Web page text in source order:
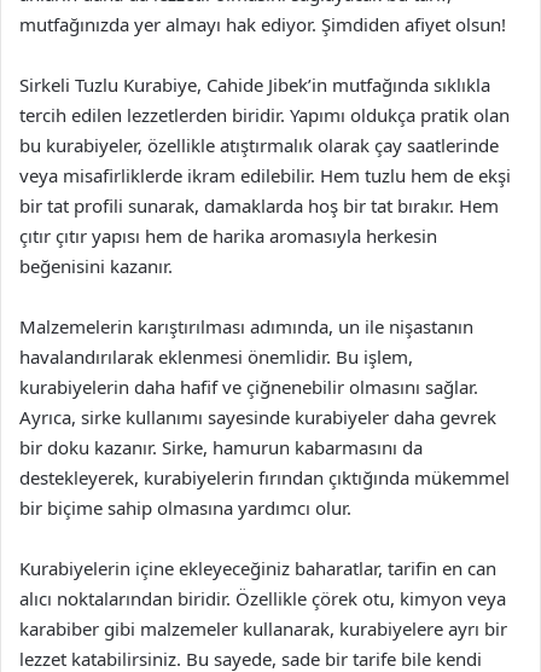
mutfağınızda yer almayı hak ediyor. Şimdiden afiyet olsun!
Sirkeli Tuzlu Kurabiye, Cahide Jibek’in mutfağında sıklıkla
tercih edilen lezzetlerden biridir. Yapımı oldukça pratik olan
bu kurabiyeler, özellikle atıştırmalık olarak çay saatlerinde
veya misafirliklerde ikram edilebilir. Hem tuzlu hem de ekşi
bir tat profili sunarak, damaklarda hoş bir tat bırakır. Hem
çıtır çıtır yapısı hem de harika aromasıyla herkesin
beğenisini kazanır.
Malzemelerin karıştırılması adımında, un ile nişastanın
havalandırılarak eklenmesi önemlidir. Bu işlem,
kurabiyelerin daha hafif ve çiğnenebilir olmasını sağlar.
Ayrıca, sirke kullanımı sayesinde kurabiyeler daha gevrek
bir doku kazanır. Sirke, hamurun kabarmasını da
destekleyerek, kurabiyelerin fırından çıktığında mükemmel
bir biçime sahip olmasına yardımcı olur.
Kurabiyelerin içine ekleyeceğiniz baharatlar, tarifin en can
alıcı noktalarından biridir. Özellikle çörek otu, kimyon veya
karabiber gibi malzemeler kullanarak, kurabiyelere ayrı bir
lezzet katabilirsiniz. Bu sayede, sade bir tarife bile kendi